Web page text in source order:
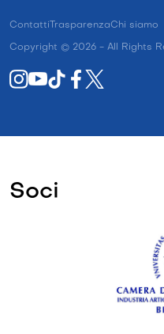
Contatti TrasparenzaChi siamo
Copyright © 2026 - All Rights
Soci